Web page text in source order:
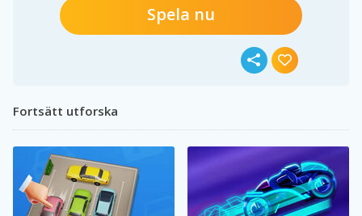
Spela nu
Fortsätt utforska